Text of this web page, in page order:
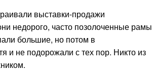
выставки-продажи
недорого, часто позолоченные рамы
большие, но потом в
и не подорожали с тех пор. Никто из